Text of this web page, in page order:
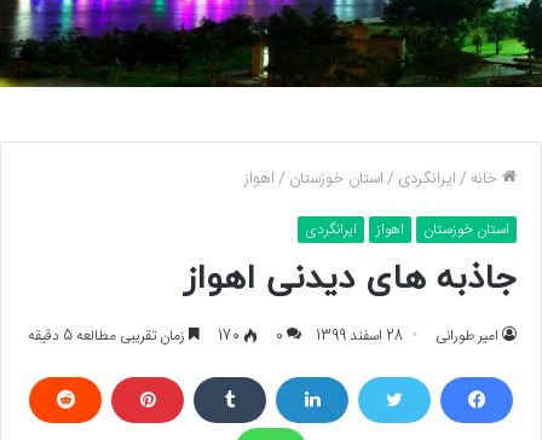
خانه /ایرانگردی /استان خوزستان /اهواز
استان خوزستان اهواز ایرانگردی
جاذبه های دیدنی اهواز
امیر طورانی 28 اسفند 1399 0
170 زمان تقریبی مطالعه 5 دقیقه